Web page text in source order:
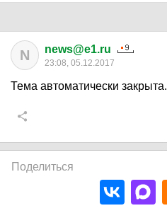
N news@e1.ru
23:08, 05.12.2017
Тема автоматически закрыта.
Поделиться